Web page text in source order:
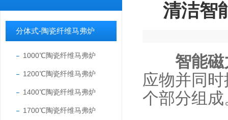
分体式-陶瓷纤维马弗炉
1000℃陶瓷纤维马弗炉
1200℃陶瓷纤维马弗炉
1400℃陶瓷纤维马弗炉
1700℃陶瓷纤维马弗炉
清洁智
智能
应物并同
个部分组成